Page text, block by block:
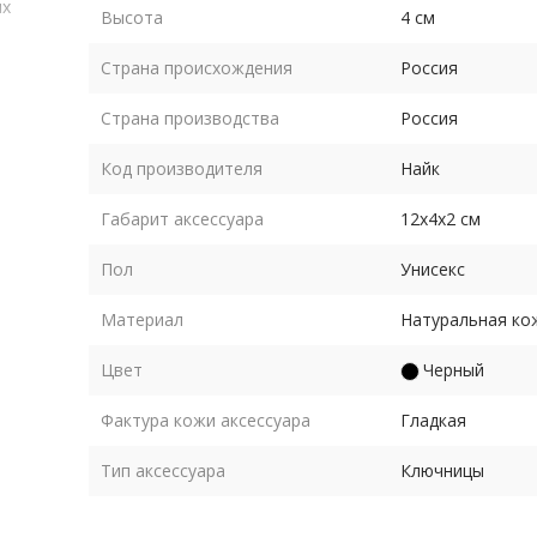
Высота 4 см
Страна происхождения Россия
Страна производства Россия
Код производителя Найк
Габарит аксессуара 12х4х2 см
Пол Унисекс
Материал Натуральная
Цвет Черный
Фактура кожи аксессуара Гладкая
Тип аксессуара Ключницы